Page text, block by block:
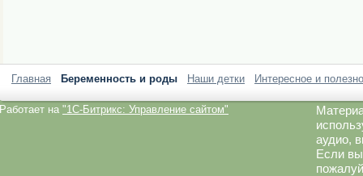
Главная Беременность и роды Наши детки Интересное и
Работает на "1C-Битрикс: Управление сайтом"
аудио,
Если вы